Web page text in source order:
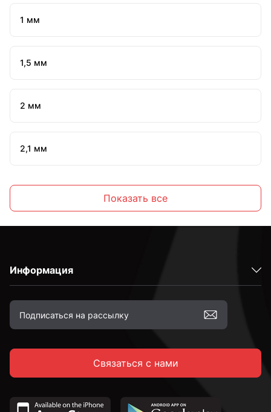
1 мм
1,5 мм
2 мм
2,1 мм
2,4 мм
2,5 мм
2,7 мм
Показать все
Информация
Связаться с нами